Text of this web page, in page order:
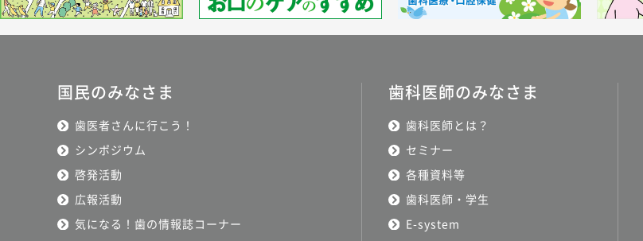
国民のみなさま
歯医者さんに行こう！
シンポジウム
啓発活動
広報活動
気になる！歯の情報誌コーナー
歯科医師のみなさま
歯科医師とは？
セミナー
各種資料等
歯科医師・学生
E-system